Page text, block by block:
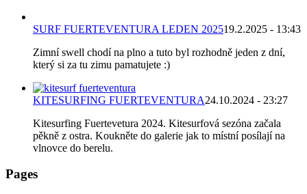
SURF FUERTEVENTURA LEDEN 202519.2.2025 - 13:43
Zimní swell chodí na plno a tuto byl rozhodně jeden z dní,
který si za tu zimu pamatujete :)
KITESURFING FUERTEVENTURA24.10.2024 - 23:27
Kitesurfing Fuertevetura 2024. Kitesurfová sezóna začala
pěkně z ostra. Koukněte do galerie jak to místní posílají na
vlnovce do berelu.
Pages